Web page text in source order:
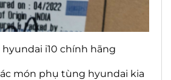
hyundai i10 chính hãng
món phụ tùng hyundai kia